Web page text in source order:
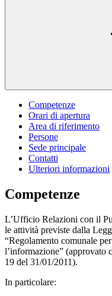
Competenze
Orari di apertura
Area di riferimento
Persone
Sede principale
Contatti
Ulteriori informazioni
Competenze
L’Ufficio Relazioni con il
le attività previste dalla
“Regolamento comunale
l’informazione” (approvato
19 del 31/01/2011).
In particolare: